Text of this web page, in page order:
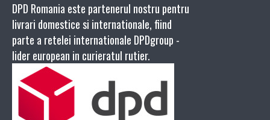
DPD Romania este partenerul nostru pentru
livrari domestice si internationale, fiind
parte a retelei internationale DPDgroup -
lider european in curieratul rutier.